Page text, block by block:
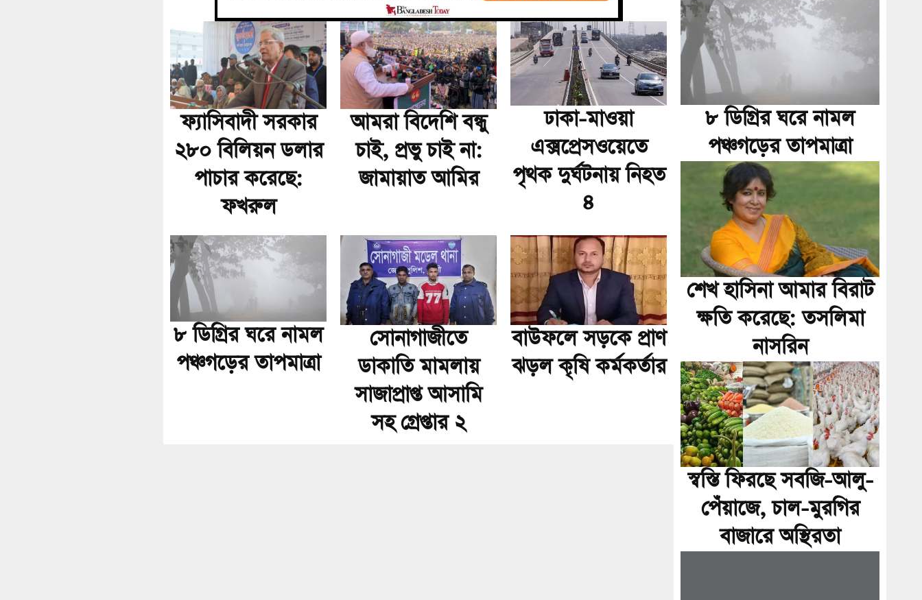
ফ্যাসিবাদী সরকার
২৮০ বিলিয়ন ডলার
পাচার করেছে:
ফখরুল
আমরা বিদেশি বন্ধু
চাই, প্রভু চাই না:
জামায়াত আমির
ঢাকা-মাওয়া
এক্সপ্রেসওয়েতে
পৃথক দুর্ঘটনায় নিহত
৪
৮ ডিগ্রির ঘরে নামল
পঞ্চগড়ের তাপমাত্রা
সোনাগাজীতে
ডাকাতি মামলায়
সাজাপ্রাপ্ত আসামি
সহ গ্রেপ্তার ২
বাউফলে সড়কে প্রাণ
ঝড়ল কৃষি কর্মকর্তার
৮ ডিগ্রির ঘরে নামল
পঞ্চগড়ের তাপমাত্রা
শেখ হাসিনা আমার বিরাট
ক্ষতি করেছে: তসলিমা
নাসরিন
স্বস্তি ফিরছে সবজি-আলু-
পেঁয়াজে, চাল-মুরগির
বাজারে অস্থিরতা